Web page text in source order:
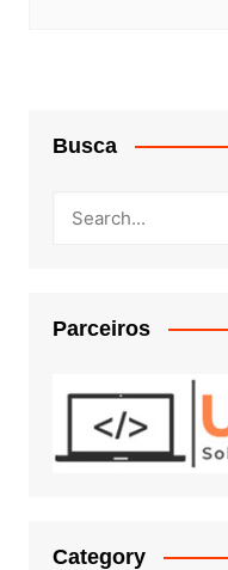
Busca
Parceiros
Category